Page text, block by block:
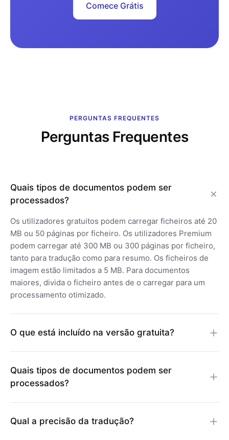
Comece Grátis
PERGUNTAS FREQUENTES
Perguntas Frequentes
Quais tipos de documentos podem ser
processados?
Os utilizadores gratuitos podem carregar ficheiros até 20
MB ou 50 páginas por ficheiro. Os utilizadores Premium
podem carregar até 300 MB ou 300 páginas por ficheiro,
tanto para tradução como para resumo. Os ficheiros de
imagem estão limitados a 5 MB. Para documentos
maiores, divida o ficheiro antes de o carregar para um
processamento otimizado.
O que está incluído na versão gratuita?
limitado de páginas/slides para pré-visualizar os
resultados da tradução. Todas as ferramentas estão
arquivo, número de páginas por arquivo e número de
Quais tipos de documentos podem ser
processados?
eBooks (EPUB, MOBI), legendas (SRT), Markdown, LaTeX,
Qual a precisão da tradução?